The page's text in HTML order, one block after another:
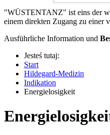
"WÜSTENTANZ" ist eins der
einem direkten Zugang zu einer
Ausführliche Information und
Jesteś tutaj:
Start
Hildegard-Medizin
Indikation
Energielosigkeit